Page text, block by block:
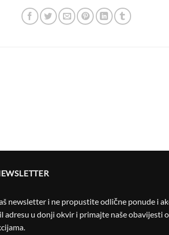
newsletter i ne propustite odlične ponude i
adresu u donji okvir i primajte naše obavijesti